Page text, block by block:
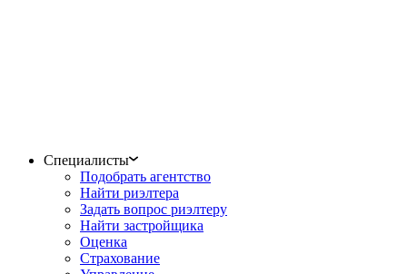
Специалисты
Подобрать агентство
Найти риэлтера
Задать вопрос риэлтеру
Найти застройщика
Оценка
Страхование